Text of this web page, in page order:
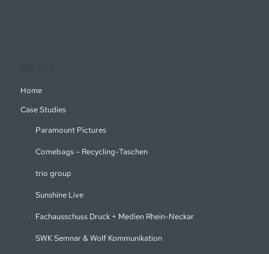
MENÜ
Home
Case Studies
Paramount Pictures
Comebags – Recycling-Taschen
trio group
Sunshine Live
Fachausschuss Druck + Medien Rhein-Neckar
SWK Semnar & Wolf Kommunikation